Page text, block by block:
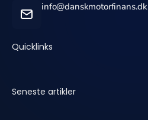
info@danskmotorfinans.dk
Quicklinks
Seneste artikler